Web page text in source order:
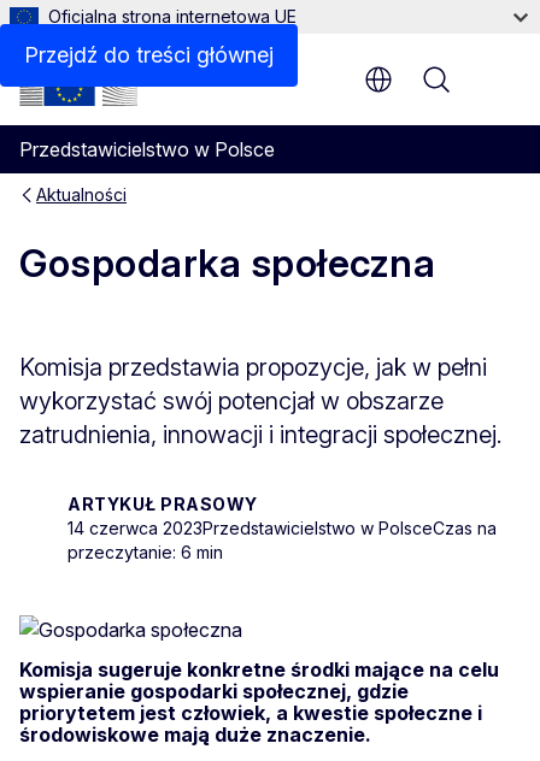
Przejdź do treści głównej
Oficjalna strona internetowa UE
Przedstawicielstwo w Polsce
Menu
Aktualności
Gospodarka społeczna
Komisja przedstawia propozycje, jak w pełni
wykorzystać swój potencjał w obszarze
zatrudnienia, innowacji i integracji społecznej.
ARTYKUŁ PRASOWY
14 czerwca 2023Przedstawicielstwo w PolsceCzas na
przeczytanie: 6 min
Komisja sugeruje konkretne środki mające na celu
wspieranie gospodarki społecznej, gdzie
priorytetem jest człowiek, a kwestie społeczne i
środowiskowe mają duże znaczenie.